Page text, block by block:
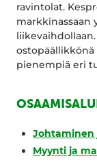
ravintolat.
markkinassaan
ostopäällikkönä
pienempiä eri
Johtaminen
Myynti ja